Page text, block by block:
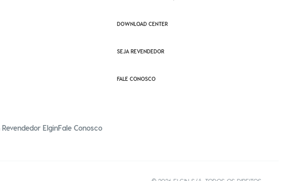
DOWNLOAD CENTER
SEJA REVENDEDOR
FALE CONOSCO
ElginFale Conosco